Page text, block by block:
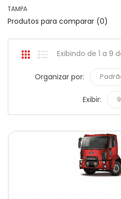
TAMPA
Produtos para comparar (0)
Exibindo de 1 a 9
Organizar por:
Exibir: